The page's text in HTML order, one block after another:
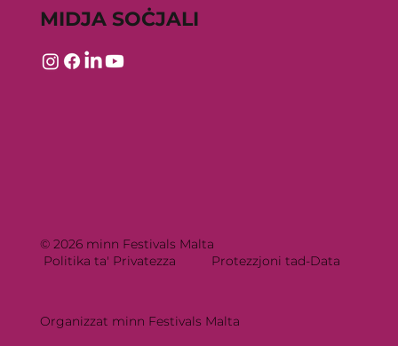
MIDJA SOĊJALI
© 2026 minn Festivals Malta
Politika ta' Privatezza
Protezzjoni tad-Data
Organizzat minn Festivals Malta